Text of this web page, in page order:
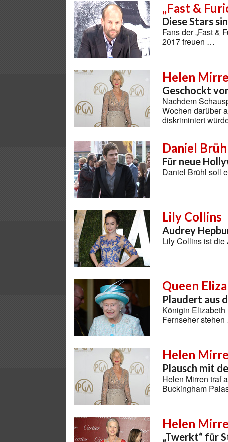
„Fast &
Diese Stars
Fans der „Fast &
2017 freuen …
Helen
Geschockt
Nachdem
Wochen darüber
diskriminiert
Daniel
Für neue
Daniel Brühl soll
Lily Collins
Audrey
Lily Collins ist
Queen
Plaudert aus
Königin Elizabeth
Fernseher
Helen
Plausch mit
Helen Mirren traf
Buckingham
Helen
„Twerkt“ für